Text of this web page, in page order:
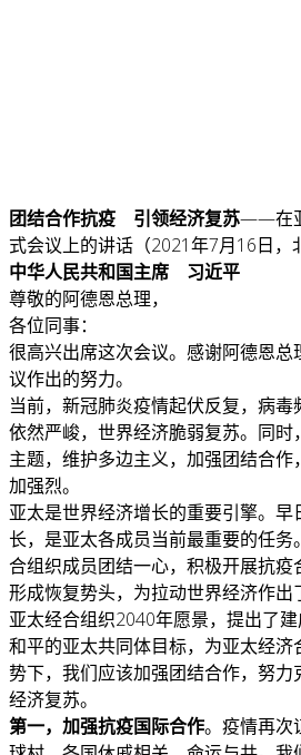
团结合作抗疫 引领经济复苏——在
式会议上的讲话 （2021年7月16日，
中华人民共和国主席 习近平
尊敬的阿德恩总理，
各位同事：
很高兴出席这次会议。感谢阿德恩
议作出的努力。
当前，新冠肺炎疫情起伏反复，病
依然严峻，世界经济脆弱复苏。同
主题，维护多边主义，加强团结合
加强烈。
亚太是世界经济增长的重要引擎。
长，是亚太各成员当前最重要的任
合组织成员团结一心，积极开展抗
形成恢复势头，为拉动世界经济作出
亚太经合组织2040年愿景，提出了建
和平的亚太共同体目标，为亚太经
势下，我们应该加强团结合作，努
经济复苏。
第一，加强抗疫国际合作。疫情再次